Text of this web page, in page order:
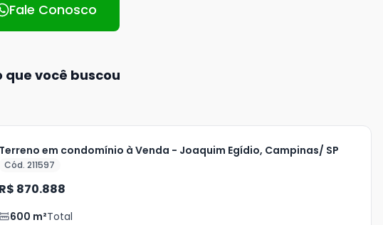
Fale Conosco
você buscou
Terreno em condomínio à Venda - Joaquim Egídio, Campinas/ SP
Cód. 211597
R$ 870.888
600 m²Total